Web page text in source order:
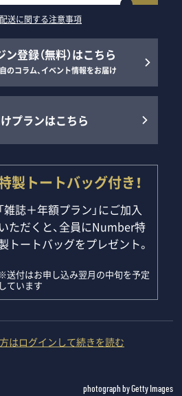
送に関する注意事項
登録（無料）はこちら
のコラム、イベント情報をお届け
プランはこちら
製トートバッグ付き！
「雑誌＋年額プラン」にご加入
いただくと、全員にNumber特
トートバッグをプレゼント。
※送付はお申し込み翌月の中旬を予定
しています
はログインして続きを読む
photograph by Getty Images